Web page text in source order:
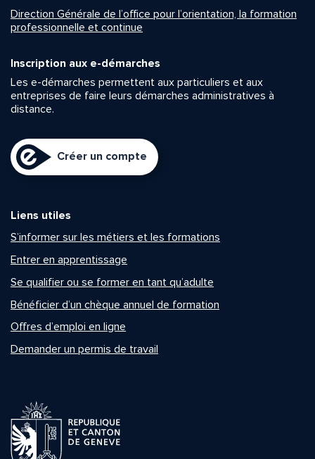
Direction Générale de l’office pour l’orientation, la formation
professionnelle et continue
Inscription aux e-démarches
Les e-démarches permettent aux particuliers et aux
entreprises de faire leurs démarches administratives à
distance.
Créer un compte
Liens utiles
S’informer sur les métiers et les formations
Entrer en apprentissage
Se qualifier ou se former en tant qu’adulte
Bénéficier d’un chèque annuel de formation
Offres d’emploi en ligne
Demander un permis de travail